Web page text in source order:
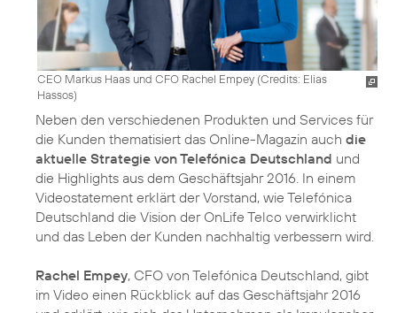
CEO Markus Haas und CFO Rachel Empey (Credits: Elias
Hassos)
Neben den verschiedenen Produkten und Services für
die Kunden thematisiert das Online-Magazin auch die
aktuelle Strategie von Telefónica Deutschland und
die Highlights aus dem Geschäftsjahr 2016. In einem
Videostatement erklärt der Vorstand, wie Telefónica
Deutschland die Vision der OnLife Telco verwirklicht
und das Leben der Kunden nachhaltig verbessern wird.
Rachel Empey, CFO von Telefónica Deutschland, gibt
im Video einen Rückblick auf das Geschäftsjahr 2016